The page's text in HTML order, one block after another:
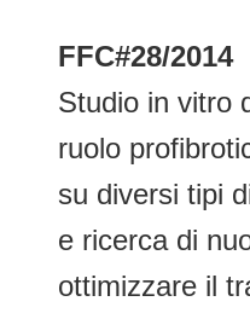
FFC#28/2014
Studio in vitro
ruolo
su diversi tipi
e ricerca di
ottimizzare il